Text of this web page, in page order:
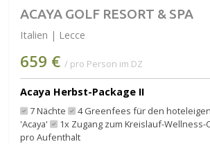
ACAYA GOLF RESORT & SPA
Italien | Lecce
659 € / pro Person im DZ
Acaya Herbst-Package II
7 Nächte
4 Greenfees für den
'Acaya'
1x Zugang zum Kreislauf-
pro Aufenthalt